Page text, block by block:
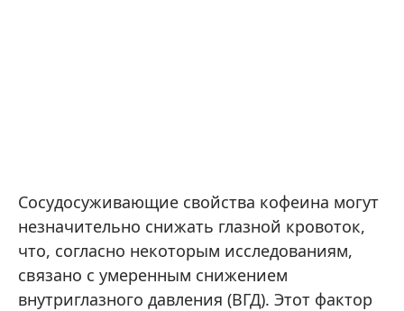
Сосудосуживающие свойства кофеина могут
незначительно снижать глазной кровоток,
что, согласно некоторым исследованиям,
связано с умеренным снижением
внутриглазного давления (ВГД). Этот фактор